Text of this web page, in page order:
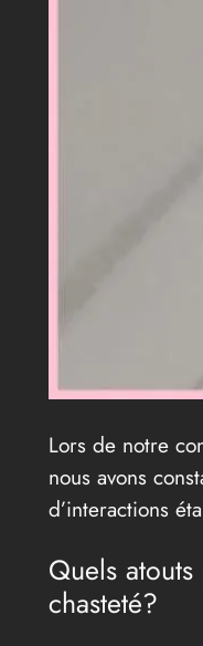
Lors de notre
nous avons
d’interactions
Quels
chasteté?